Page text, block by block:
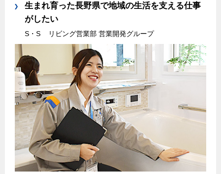
生まれ育った長野県で地域の生活を支える仕事
がしたい
S・S リビング営業部 営業開発グループ